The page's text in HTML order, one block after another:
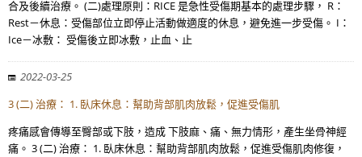
合及後續治療。 (二)處理原則：RICE 是急性受傷期基本的處理步驟， R：
Rest－休息：受傷部位立即停止活動做適度的休息，避免進一步受傷。 I：
Ice－冰敷： 受傷後立即冰敷，止血、止
2022-03-25
3 (二) 治療： 1. 臥床休息：幫助背部肌肉放鬆，促進受傷肌
疼痛感會傳導至臀部或下肢，造成 下肢麻、痛、無力情形，產生坐骨神經
痛。 3 (二) 治療： 1. 臥床休息：幫助背部肌肉放鬆，促進受傷肌肉修復，